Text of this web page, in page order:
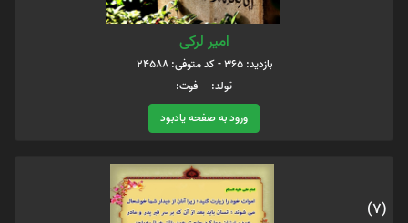
امیر لرکی
بازدید: 365 - کد متوفی: 24588
تولد: فوت:
ورود به صفحه یادبود
(7)